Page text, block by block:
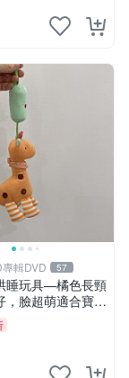
輯DVD 57
睡玩具—橘色長頸
，臉超萌適合寶寶
略有使用痕跡 橘
周